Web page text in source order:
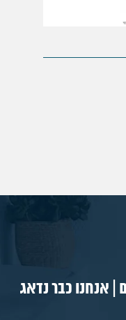
| אנחנו כבר נדאג